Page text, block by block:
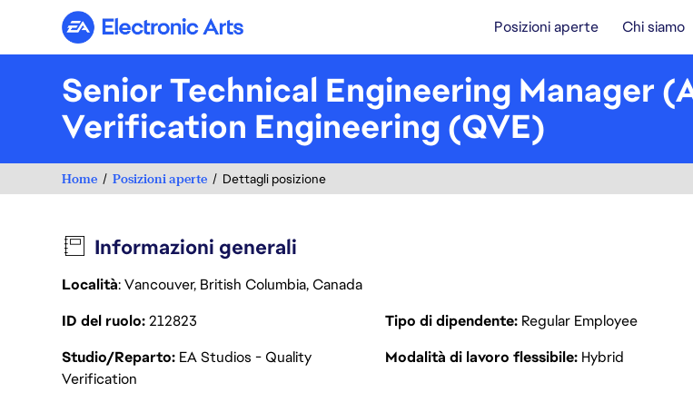
Electronic Arts Posizioni aperte Chi siamo
Senior Technical Engineering Manager
Verification Engineering (QVE)
Home Posizioni aperte Dettagli posizione
Informazioni generali
Località: Vancouver, British Columbia, Canada
ID del ruolo212823 Tipo di dipendente Regular Employee
Studio/Reparto EA Studios - Quality
Verification
Modalità di lavoro flessibile Hybrid